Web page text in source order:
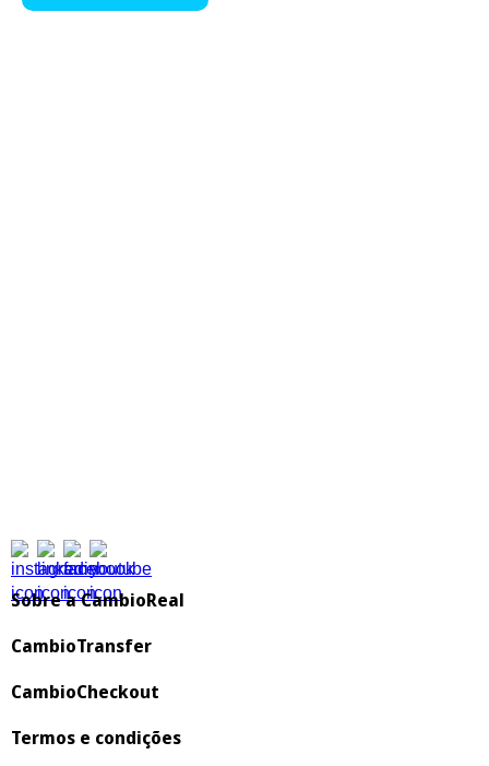
Sobre a CambioReal
CambioTransfer
CambioCheckout
Termos e condições